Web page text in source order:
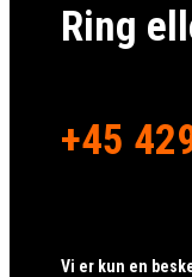
Ring
+45
Vi er kun en